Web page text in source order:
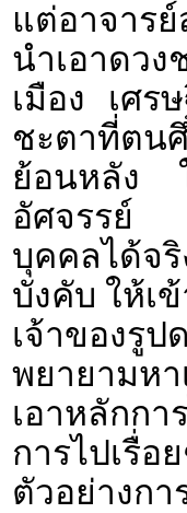
แต่อาจาร
นำเอาดว
เมือง เศร
ชะตาที่ตน
ย้อนหลัง
อัศจรรย์
บุคคลได้จ
บังคับ ให้เ
เจ้าของรู
พยายามห
เอาหลักก
การไปเรื่
ตัวอย่างกา